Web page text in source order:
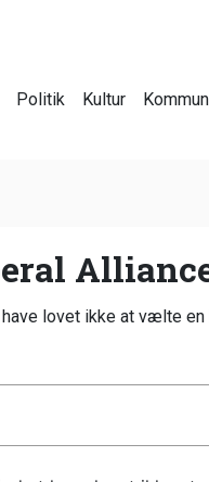
Politik Kultur
lovet ikke at vælte